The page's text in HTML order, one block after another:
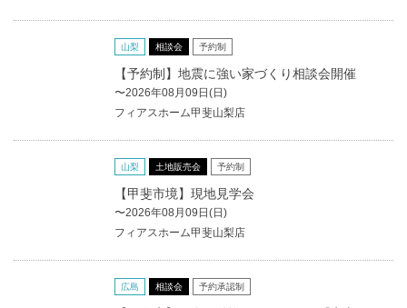
山梨 相談会 予約制
【予約制】地震に強い家づくり相談会開催
〜2026年08月09日(日)
フィアスホーム甲斐山梨店
山梨 土地販売会 予約制
【甲斐市境】現地見学会
〜2026年08月09日(日)
フィアスホーム甲斐山梨店
広島 相談会 予約承認制